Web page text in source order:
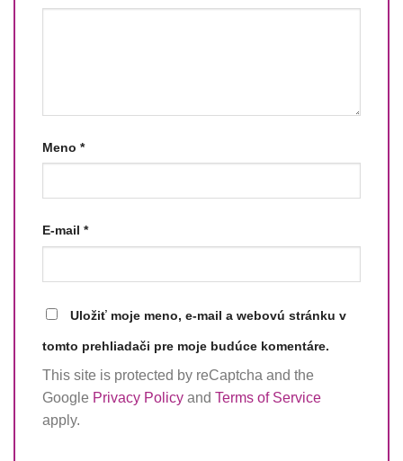
Meno *
E-mail *
Uložiť moje meno, e-mail a webovú stránku v
tomto prehliadači pre moje budúce komentáre.
This site is protected by reCaptcha and the
Google Privacy Policy and Terms of Service
apply.